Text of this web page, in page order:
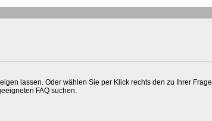
lassen. Oder wählen Sie per Klick rechts den zu Ihrer Frage
FAQ suchen.